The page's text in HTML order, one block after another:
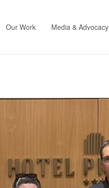
Our Work Media & Advocacy